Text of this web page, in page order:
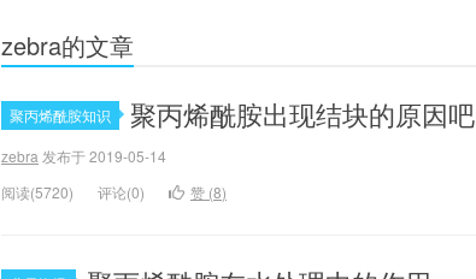
zebra的文章
聚丙烯酰胺知识 聚丙烯酰胺出现结块的原因吧
zebra 发布于 2019-05-14
阅读(5720)
评论(0) 赞 (8)